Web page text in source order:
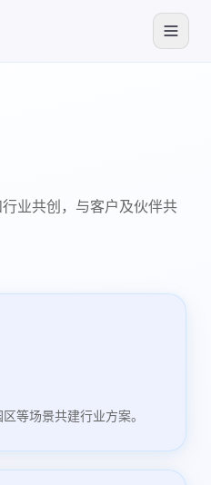
业共创，与客户及伙伴共
等场景共建行业方案。